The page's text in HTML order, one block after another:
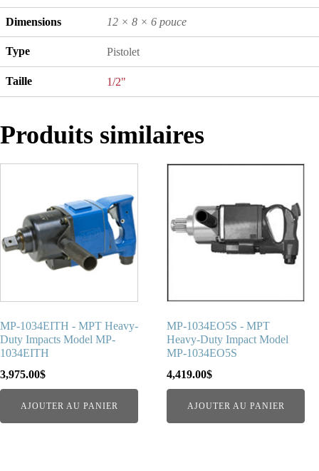
Dimensions 12 × 8 × 6 pouce
Type Pistolet
Taille 1/2"
Produits similaires
MP-1034EITH - MPT Heavy-
Duty Impacts Model MP-
1034EITH
3,975.00$
AJOUTER AU PANIER
MP-1034EO5S - MPT
Heavy-Duty Impact Model
MP-1034EO5S
4,419.00$
AJOUTER AU PANIER